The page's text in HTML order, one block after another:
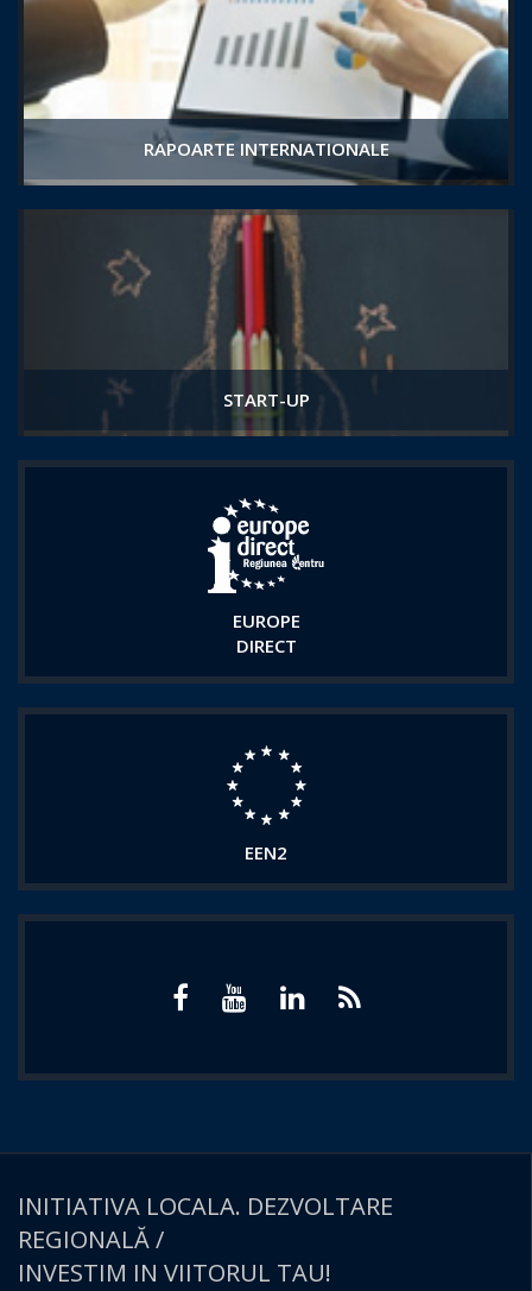
RAPOARTE INTERNATIONALE
START-UP
EUROPE
DIRECT
EEN2
INITIATIVA LOCALA. DEZVOLTARE
REGIONALĂ /
INVESTIM IN VIITORUL TAU!